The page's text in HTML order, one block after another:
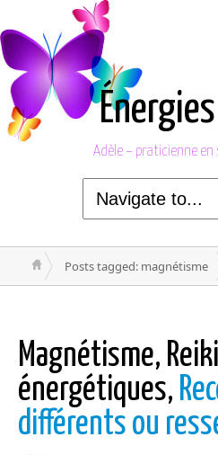
Énergies
Adèle – praticienne
Posts tagged: magnétisme
Magnétisme,
énergétiques,
différents ou